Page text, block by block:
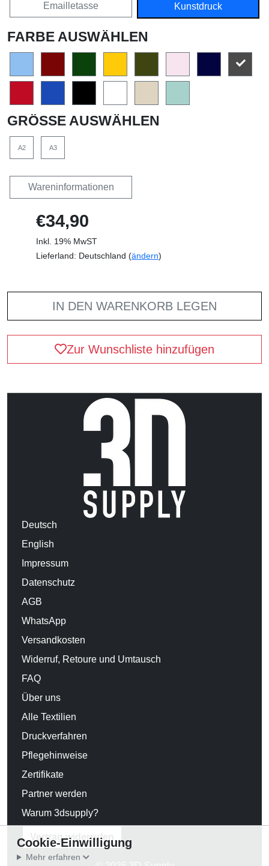
Emailletasse Kunstdruck
FARBE AUSWÄHLEN
GRÖSSE AUSWÄHLEN
A2 A3
Wareninformationen
€34,90
Inkl. 19% MwST
Lieferland: Deutschland (ändern)
IN DEN WARENKORB LEGEN
Zur Wunschliste hinzufügen
Deutsch
English
Impressum
Datenschutz
AGB
WhatsApp
Versandkosten
Widerruf, Retoure und Umtausch
FAQ
Über uns
Alle Textilien
Druckverfahren
Pflegehinweise
Zertifikate
Partner werden
Warum 3dsupply?
Vertrag widerrufen
Cookie-Einwilligung
Mehr erfahren